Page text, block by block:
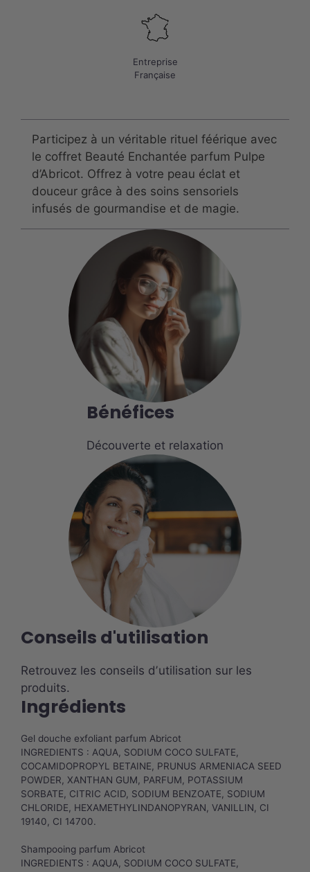
Entreprise
Française
Participez à un véritable rituel féérique avec
le coffret Beauté Enchantée parfum Pulpe
d’Abricot. Offrez à votre peau éclat et
douceur grâce à des soins sensoriels
infusés de gourmandise et de magie.
Bénéfices
Découverte et relaxation
Conseils d'utilisation
Retrouvez les conseils dʼutilisation sur les
produits.
Ingrédients
Gel douche exfoliant parfum Abricot
INGREDIENTS : AQUA, SODIUM COCO SULFATE,
COCAMIDOPROPYL BETAINE, PRUNUS ARMENIACA SEED
POWDER, XANTHAN GUM, PARFUM, POTASSIUM
SORBATE, CITRIC ACID, SODIUM BENZOATE, SODIUM
CHLORIDE, HEXAMETHYLINDANOPYRAN, VANILLIN, CI
19140, CI 14700.
Shampooing parfum Abricot
INGREDIENTS : AQUA, SODIUM COCO SULFATE,